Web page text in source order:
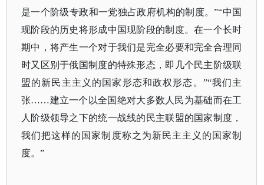
是一个阶级专政和一党独占政府机构的制度。”“中国
现阶段的历史将形成中国现阶段的制度。在一个长时
期中，将产生一个对于我们是完全必要和完全合理同
时又区别于俄国制度的特殊形态，即几个民主阶级联
盟的新民主主义的国家形态和政权形态。”“我们主
张……建立一个以全国绝对大多数人民为基础而在工
人阶级领导之下的统一战线的民主联盟的国家制度，
我们把这样的国家制度称之为新民主主义的国家制
度。”